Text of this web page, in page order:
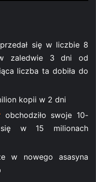
się w liczbie 8
zaledwie 3 dni od
liczba ta dobiła do
kopii w 2 dni
obchodziło swoje 10-
w 15 milionach
w nowego asasyna